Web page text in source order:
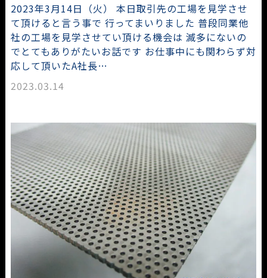
2023年3月14日（火） 本日取引先の工場を見学させ
て頂けると言う事で 行ってまいりました 普段同業他
社の工場を見学させてい頂ける機会は 滅多にないの
でとてもありがたいお話です お仕事中にも関わらず対
応して頂いたA社長…
2023.03.14